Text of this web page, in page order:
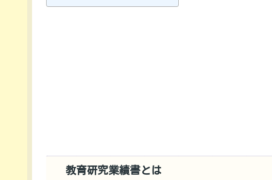
教育研究業績書とは